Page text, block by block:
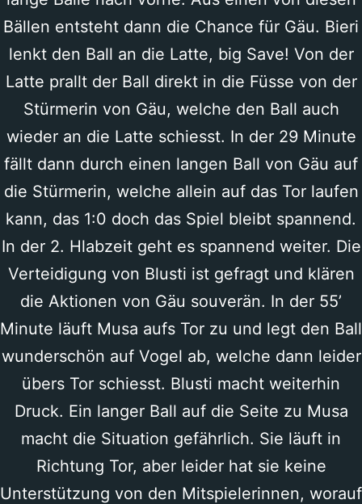
Bällen entsteht dann die Chance für Gäu. Bieri
lenkt den Ball an die Latte, big Save! Von der
Latte prallt der Ball direkt in die Füsse von der
Stürmerin von Gäu, welche den Ball auch
wieder an die Latte schiesst. In der 29 Minute
fällt dann durch einen langen Ball von Gäu auf
die Stürmerin, welche allein auf das Tor laufen
kann, das 1:0 doch das Spiel bleibt spannend.
In der 2. Hlabzeit geht es spannend weiter. Die
Verteidigung von Blusti ist gefragt und klären
die Aktionen von Gäu souverän. In der 55’
Minute läuft Musa aufs Tor zu und legt den Ball
wunderschön auf Vogel ab, welche dann leider
übers Tor schiesst. Blusti macht weiterhin
Druck. Ein langer Ball auf die Seite zu Musa
macht die Situation gefährlich. Sie läuft in
Richtung Tor, aber leider hat sie keine
Unterstützung von den Mitspielerinnen, worauf